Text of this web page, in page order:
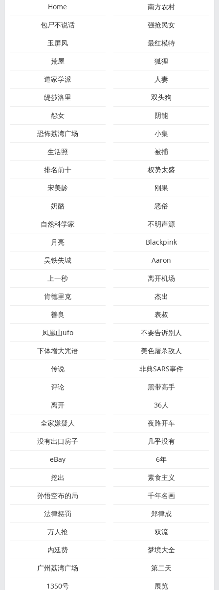
Home
南方农村
包尸不说话
强抢民女
玉屏风
最红模特
荒屋
狐狸
道家学派
人妻
缇莎洛里
双头狗
怨女
阴能
恐怖荔湾广场
小集
生活照
被捕
排名前十
权势太盛
宋美龄
刚果
奶酪
恶俗
自然科学家
不明声源
月亮
Blackpink
吴铁失城
Aaron
上一秒
离开机场
肯德里克
杰出
善良
表叔
凤凰山ufo
不要告诉别人
下体增大咒语
美色屠杀敌人
传说
非典SARS事件
评论
黑带高手
离开
36人
全家嫌疑人
夜路开车
没有出口房子
几乎没有
eBay
6年
挖出
素食主义
孙悟空布的局
千年名画
法律惩罚
郑律成
万人抢
双流
内廷费
梦境大全
广州荔湾广场
第二天
1350号
展览